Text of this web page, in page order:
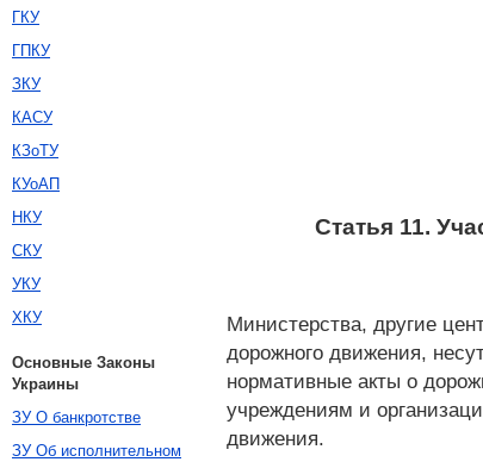
Статья 11.
Министерства, другие
дорожного движения,
нормативные акты о
учреждениям и
движения.
ГКУ
ГПКУ
ЗКУ
КАСУ
КЗоТУ
КУоАП
НКУ
СКУ
УКУ
ХКУ
Основные Законы
Украины
ЗУ О банкротстве
ЗУ Об исполнительном